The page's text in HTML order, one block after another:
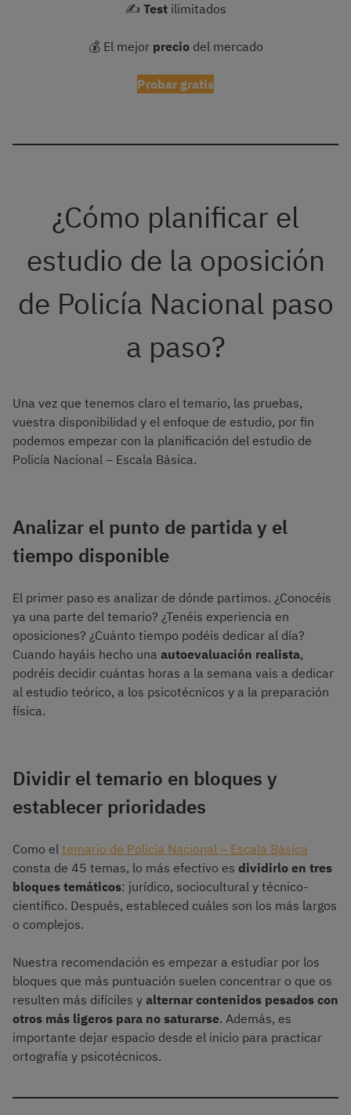
✍️ Testilimitados
💰 El mejor preciodel mercado
Probar gratis
¿Cómo planificar el
estudio de la oposición
de Policía Nacional paso
a paso?
Una vez que tenemos claro el temario, las pruebas,
vuestra disponibilidad y el enfoque de estudio, por fin
podemos empezar con la planificación del estudio de
Policía Nacional – Escala Básica.
Analizar el punto de partida y el
tiempo disponible
El primer paso es analizar de dónde partimos. ¿Conocéis
ya una parte del temario? ¿Tenéis experiencia en
oposiciones? ¿Cuánto tiempo podéis dedicar al día?
Cuando hayáis hecho una autoevaluación realista,
podréis decidir cuántas horas a la semana vais a dedicar
al estudio teórico, a los psicotécnicos y a la preparación
física.
Dividir el temario en bloques y
establecer prioridades
Como el temario de Policía Nacional – Escala Básica
consta de 45 temas, lo más efectivo es dividirlo en tres
bloques temáticos: jurídico, sociocultural y técnico-
científico. Después, estableced cuáles son los más largos
o complejos.
Nuestra recomendación es empezar a estudiar por los
bloques que más puntuación suelen concentrar o que os
resulten más difíciles y alternar contenidos pesados con
otros más ligeros para no saturarse. Además, es
importante dejar espacio desde el inicio para practicar
ortografía y psicotécnicos.